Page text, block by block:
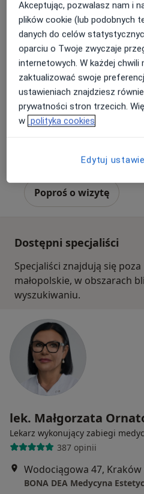
lek. Katarzyna
Lekarz wykonujący zabiegi
specjalizacji (Chirurg plastyczny)
11 opinii
Krakowska 317, Zabierzów
Intermed Centrum Medyczne
Konsultacja z medycyny
Poproś o wizytę
Dostępni specjaliści
Specjaliści znajdują się
małopolskie, w obszarach
wyszukiwaniu.
lek. Małgorzata
Lekarz wykonujący zabiegi
387 opinii
Wodociągowa 47, Kraków
BONA DEA Medycyna
Akceptując, pozwalasz nam i
plików cookie (lub podobnych
danych do celów
oparciu o Twoje zwyczaje
internetowych. W każdej chwili
zaktualizować swoje
ustawieniach znajdziesz
prywatności stron trzecich.
w polityka cookies
Edytuj